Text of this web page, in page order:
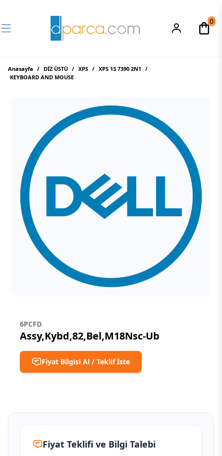
0
Anasayfa / DİZ ÜSTÜ / XPS / XPS 13 7390 2N1 /
KEYBOARD AND MOUSE
6PCFD
Assy,Kybd,82,Bel,M18Nsc-Ub
Fiyat Bilgisi Al / Teklif İste
Fiyat Teklifi ve Bilgi Talebi